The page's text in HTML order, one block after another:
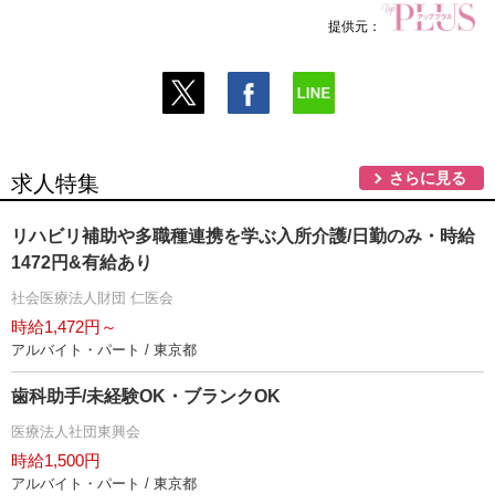
提供元：
求人特集 さらに見る
リハビリ補助や多職種連携を学ぶ入所介護/日勤のみ・時給
1472円&有給あり
社会医療法人財団 仁医会
時給1,472円～
アルバイト・パート / 東京都
歯科助手/未経験OK・ブランクOK
医療法人社団東興会
時給1,500円
アルバイト・パート / 東京都